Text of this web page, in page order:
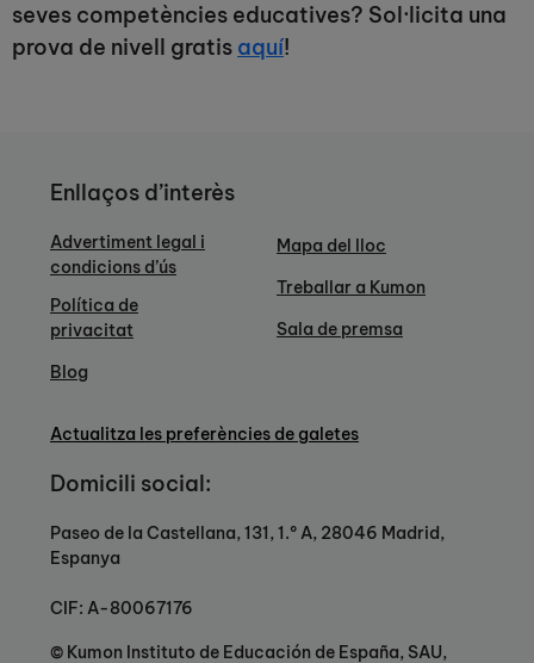
seves competències educatives? Sol·licita una
prova de nivell gratis aquí!
Enllaços d’interès
Advertiment legal i
condicions d’ús
Política de
privacitat
Blog
Mapa del lloc
Treballar a Kumon
Sala de premsa
Actualitza les preferències de galetes
Domicili social:
Paseo de la Castellana, 131, 1.º A, 28046 Madrid,
Espanya
CIF: A-80067176
© Kumon Instituto de Educación de España, SAU,